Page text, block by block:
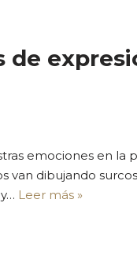
de
emociones en la
van dibujando
Leer más »